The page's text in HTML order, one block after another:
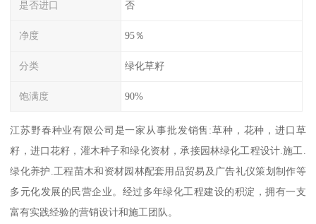
是否进口 否
净度 95％
分类 绿化草籽
饱满度 90%
江苏野春种业有限公司是一家从事批发销售:草种，花种，进口草
籽，进口花籽，灌木种子和绿化资材，承接园林绿化工程设计.施工.
绿化养护.工程苗木和资材园林配套用品贸易及广告礼仪策划制作等
多元化发展的民营企业。经过多年绿化工程建设的积淀，拥有一支
富有实践经验的营销设计和施工团队。